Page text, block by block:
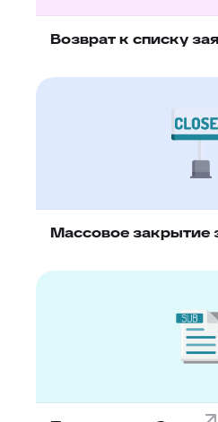
Возврат к списку
Массовое закрытие